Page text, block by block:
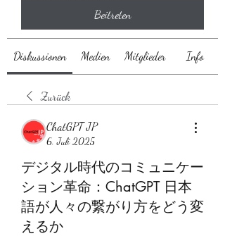
Beitreten
Diskussionen Medien Mitglieder Info
Zurück
ChatGPT JP
6. Juli 2025
デジタル時代のコミュニケー
ション革命：ChatGPT 日本
語が人々の繋がり方をどう変
えるか